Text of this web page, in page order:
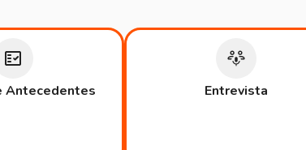
Antecedentes Entrevista​